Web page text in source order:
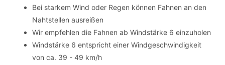
Bei starkem Wind oder Regen können Fahnen an den
Nahtstellen ausreißen
Wir empfehlen die Fahnen ab Windstärke 6 einzuholen
Windstärke 6 entspricht einer Windgeschwindigkeit
von ca. 39 - 49 km/h